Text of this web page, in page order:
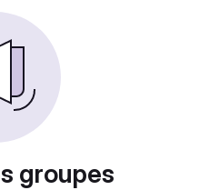
groupes